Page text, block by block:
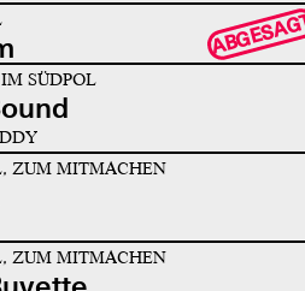
SÜDPOL
ZUM MITMACHEN
ZUM MITMACHEN